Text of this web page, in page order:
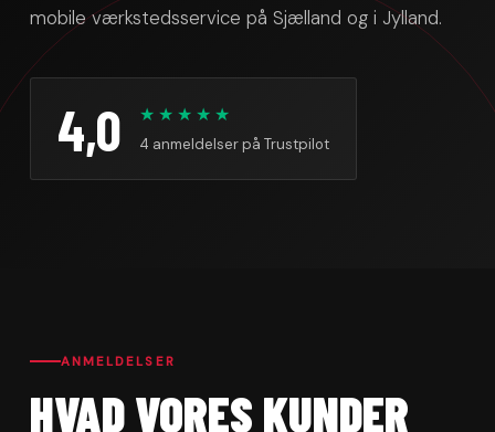
mobile værkstedsservice på Sjælland og i Jylland.
4,0 ★★★★★
4 anmeldelser på Trustpilot
ANMELDELSER
HVAD VORES KUNDER